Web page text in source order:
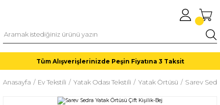
Tüm Alışverişlerinizde Peşin Fiyatına 3 Taksit
Anasayfa Ev Tekstili Yatak Odası Tekstili Yatak Örtüsü Sarev